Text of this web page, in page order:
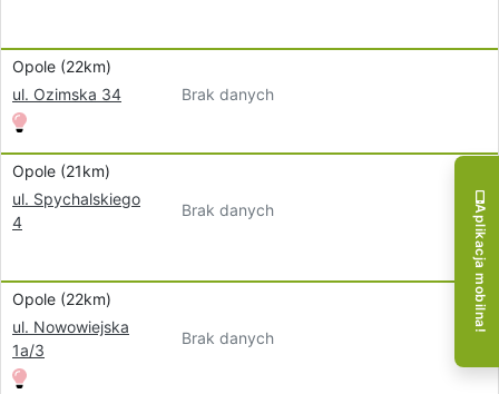
Opole (22km)
ul. Ozimska 34
Brak danych
Opole (21km)
ul. Spychalskiego
4
Brak danych
Opole (22km)
ul. Nowowiejska
1a/3
Brak danych
Aplikacja mobilna!